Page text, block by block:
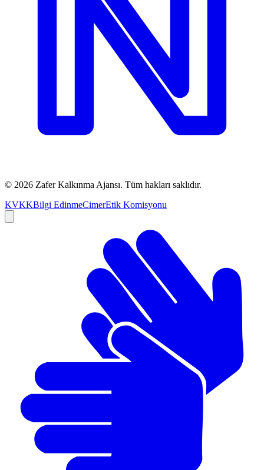
© 2026 Zafer Kalkınma Ajansı. Tüm hakları saklıdır.
KVKKBilgi EdinmeCimerEtik Komisyonu